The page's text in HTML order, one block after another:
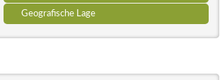
Geografische Lage